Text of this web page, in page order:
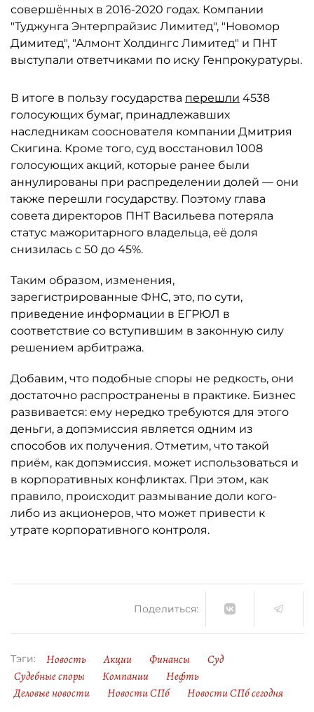
совершённых в 2016-2020 годах. Компании
"Туджунга Энтерпрайзис Лимитед", "Новомор
Димитед", "Алмонт Холдингс Лимитед" и ПНТ
выступали ответчиками по иску Генпрокуратуры.
В итоге в пользу государства перешли 4538
голосующих бумаг, принадлежавших
наследникам сооснователя компании Дмитрия
Скигина. Кроме того, суд восстановил 1008
голосующих акций, которые ранее были
аннулированы при распределении долей — они
также перешли государству. Поэтому глава
совета директоров ПНТ Васильева потеряла
статус мажоритарного владельца, её доля
снизилась с 50 до 45%.
Таким образом, изменения,
зарегистрированные ФНС, это, по сути,
приведение информации в ЕГРЮЛ в
соответствие со вступившим в законную силу
решением арбитража.
Добавим, что подобные споры не редкость, они
достаточно распространены в практике. Бизнес
развивается: ему нередко требуются для этого
деньги, а допэмиссия является одним из
способов их получения. Отметим, что такой
приём, как допэмиссия. может использоваться и
в корпоративных конфликтах. При этом, как
правило, происходит размывание доли кого-
либо из акционеров, что может привести к
утрате корпоративного контроля.
Поделиться:
Тэги: Новость Акции Финансы
Суд
Судебные споры
Компании
Нефть
Деловые новости
Новости СПб Новости СПб сегодня